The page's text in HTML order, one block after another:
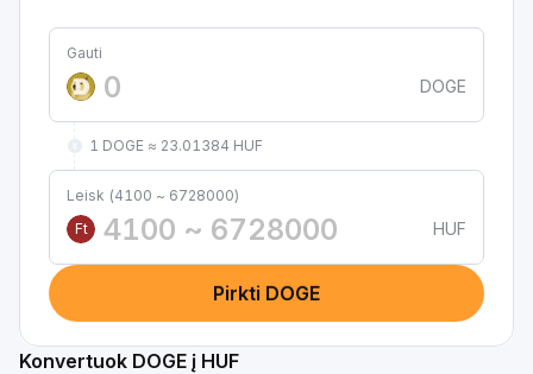
Gauti
DOGE
1 DOGE ≈ 23.01384 HUF
Leisk (4100 ~ 6728000)
Ft
HUF
Pirkti DOGE
Konvertuok DOGE į HUF